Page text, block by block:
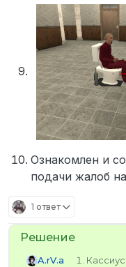
Ознакомлен и
подачи жалоб
1 ответ
A.rV.a